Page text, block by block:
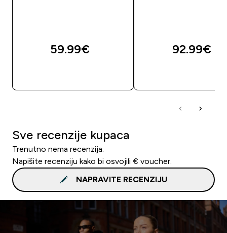
59.99€‎ 92.99€‎
Sve recenzije kupaca
Trenutno nema recenzija.
Napišite recenziju kako bi osvojili € voucher.
NAPRAVITE RECENZIJU